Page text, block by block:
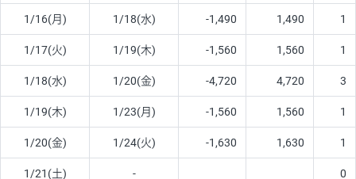
1/16(月) 1/18(水) -1,490 1,490 1
1/17(火) 1/19(木) -1,560 1,560 1
1/18(水) 1/20(金) -4,720 4,720 3
1/19(木) 1/23(月) -1,560 1,560 1
1/20(金) 1/24(火) -1,630 1,630 1
1/21(土) - 0